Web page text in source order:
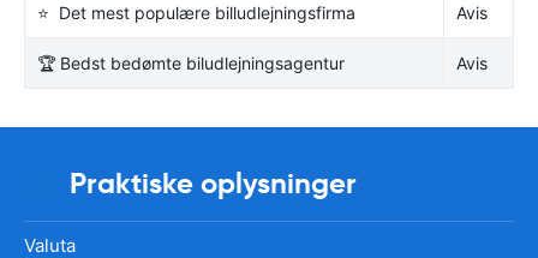
⭐ Det mest populære billudlejningsfirma Avis
🏆 Bedst bedømte biludlejningsagentur Avis
Praktiske oplysninger
Valuta